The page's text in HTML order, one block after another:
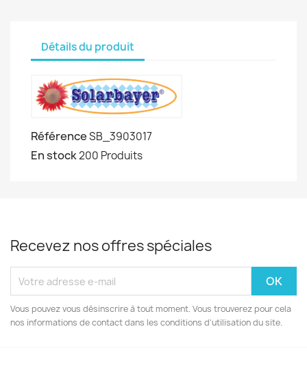
Détails du produit
RéférenceSB_3903017
En stock200 Produits
Recevez nos offres spéciales
Vous pouvez vous désinscrire à tout moment. Vous trouverez pour cela
nos informations de contact dans les conditions d'utilisation du site.